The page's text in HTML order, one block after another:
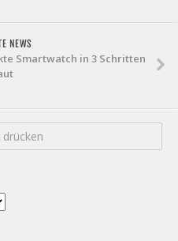
NEWS
Smartwatch in 3 Schritten